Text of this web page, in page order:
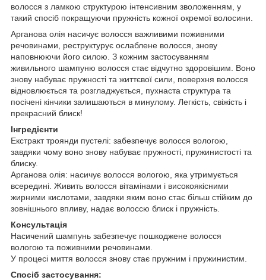
волосся з ламкою структурою інтенсивним зволоженням, у
такий спосіб покращуючи пружність кожної окремої волосини.
Арганова олія насичує волосся важливими поживними
речовинами, реструктурує ослаблене волосся, знову
наповнюючи його силою. З кожним застосуванням
живильного шампуню волосся стає відчутно здоровішим. Воно
знову набуває пружності та життєвої сили, поверхня волосся
відновлюється та розгладжується, пухнаста структура та
посічені кінчики залишаються в минулому. Легкість, свіжість і
прекрасний блиск!
Інгредієнти
Екстракт троянди пустелі: забезпечує волосся вологою,
завдяки чому воно знову набуває пружності, пружинистості та
блиску.
Арганова олія: насичує волосся вологою, яка утримується
всередині. Живить волосся вітамінами і високоякісними
жирними кислотами, завдяки яким воно стає більш стійким до
зовнішнього впливу, надає волоссю блиск і пружність.
Консультація
Насичений шампунь забезпечує пошкоджене волосся
вологою та поживними речовинами.
У процесі миття волосся знову стає пружним і пружинистим.
Спосіб застосування: